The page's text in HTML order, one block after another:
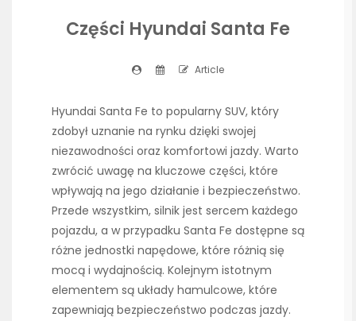
Części Hyundai Santa Fe
Article
Hyundai Santa Fe to popularny SUV, który
zdobył uznanie na rynku dzięki swojej
niezawodności oraz komfortowi jazdy. Warto
zwrócić uwagę na kluczowe części, które
wpływają na jego działanie i bezpieczeństwo.
Przede wszystkim, silnik jest sercem każdego
pojazdu, a w przypadku Santa Fe dostępne są
różne jednostki napędowe, które różnią się
mocą i wydajnością. Kolejnym istotnym
elementem są układy hamulcowe, które
zapewniają bezpieczeństwo podczas jazdy.